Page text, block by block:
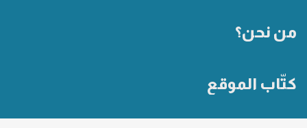
من نحن؟
كتّاب الموقع